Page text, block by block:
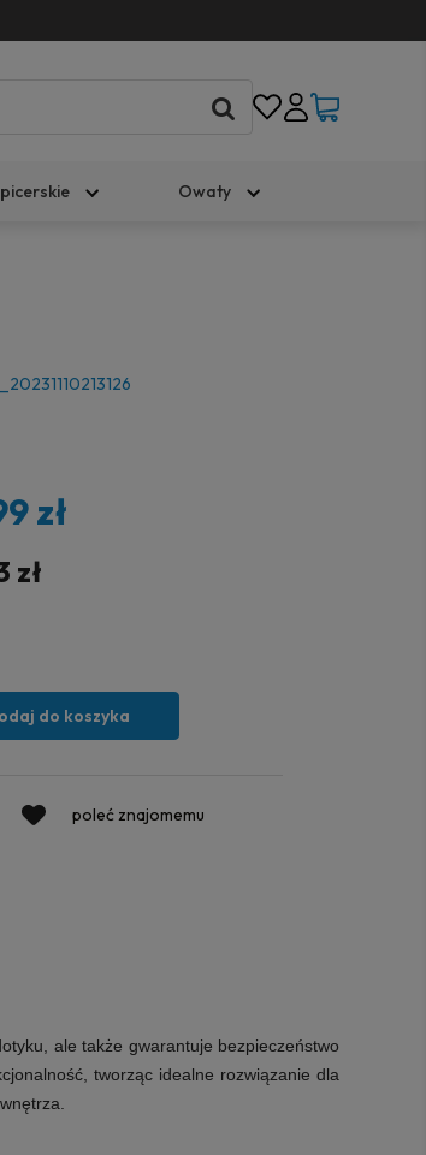
Owaty
zł
zł
do koszyka
poleć znajomemu
ale także gwarantuje bezpieczeństwo
tworząc idealne rozwiązanie dla